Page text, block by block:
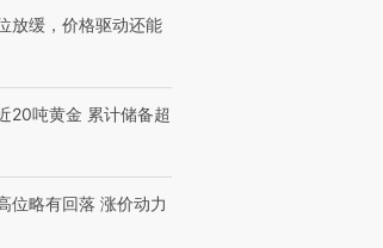
放缓，价格驱动还能
20吨黄金 累计储备超
位略有回落 涨价动力